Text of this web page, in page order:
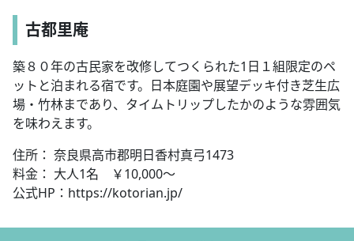
古都里庵
築８０年の古民家を改修してつくられた1日１組限定のペ
ットと泊まれる宿です。日本庭園や展望デッキ付き芝生広
場・竹林まであり、タイムトリップしたかのような雰囲気
を味わえます。
住所： 奈良県高市郡明日香村真弓1473
料金： 大人1名 ￥10,000～
公式HP：https://kotorian.jp/